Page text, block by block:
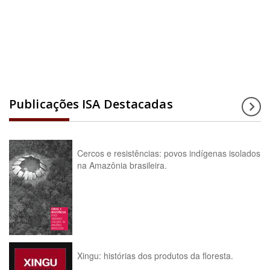
Publicações ISA Destacadas
Cercos e resistências: povos indígenas isolados
na Amazônia brasileira.
Xingu: histórias dos produtos da floresta.